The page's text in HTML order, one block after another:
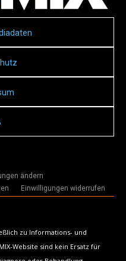
ändern
Einwilligungen widerrufen
zu Informations- und
Website sind kein Ersatz für